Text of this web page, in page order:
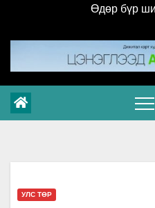
Өдөр бүр
УЛС ТӨР